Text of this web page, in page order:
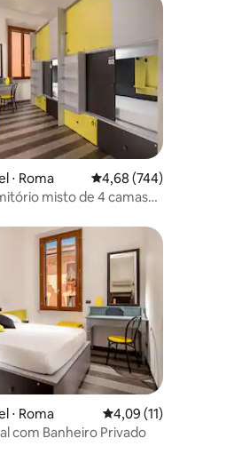
5, 209 avaliações
⋅ Roma 4,68 de uma avaliação
4,68 (744)
misto de 4 camas
de 5, 64 avaliações
⋅ Roma 4,09 de uma
4,09 (11)
com Banheiro Privado